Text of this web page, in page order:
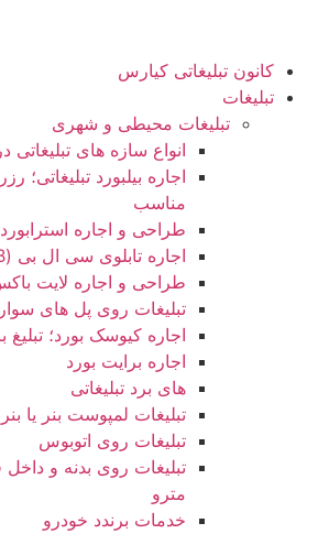
کانون تبلیغاتی کیارس
تبلیغات
تبلیغات محیطی و شهری
انواع سازه‌ های تبلیغاتی
اجاره بیلبورد تبلیغاتی؛
مناسب
طراحی و اجاره استرابورد
اجاره تابلوی سی ال بی (CLB)
طراحی و اجاره لایت
تبلیغات روی پل های
اجاره کیوسک بورد؛
اجاره برایت بورد
های برد تبلیغاتی
تبلیغات لمپوست بنر یا
تبلیغات روی اتوبوس
تبلیغات روی بدنه و
مترو
خدمات برندد خودرو